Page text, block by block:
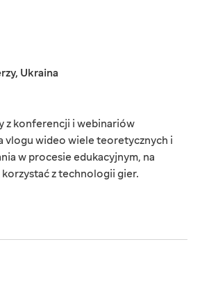
, Ukraina
z konferencji i webinariów
vlogu wideo wiele teoretycznych i
w procesie edukacyjnym, na
z technologii gier.